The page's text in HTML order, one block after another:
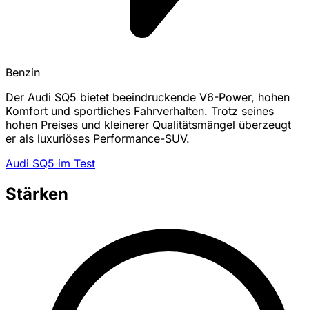
Benzin
Der Audi SQ5 bietet beeindruckende V6-Power, hohen
Komfort und sportliches Fahrverhalten. Trotz seines
hohen Preises und kleinerer Qualitätsmängel überzeugt
er als luxuriöses Performance-SUV.
Audi SQ5 im Test
Stärken